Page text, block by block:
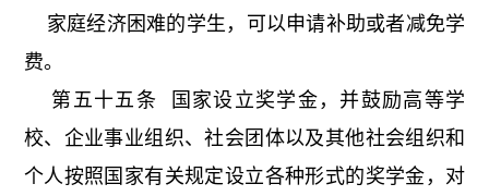
家庭经济困难的学生，可以申请补助或者减免学
费。
第五十五条 国家设立奖学金，并鼓励高等学
校、企业事业组织、社会团体以及其他社会组织和
个人按照国家有关规定设立各种形式的奖学金，对